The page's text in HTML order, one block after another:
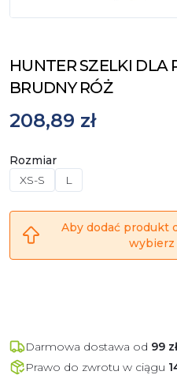
HUNTER SZELKI DLA
BRUDNY RÓŻ
208,89 zł
Rozmiar
XS-S
L
Aby dodać produkt
wybierz
Darmowa dostawa od 99 zł
Prawo do zwrotu w ciągu